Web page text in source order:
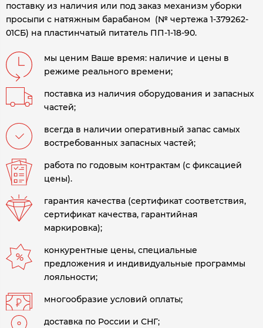
поставку из наличия или под заказ механизм уборки
просыпи с натяжным барабаном (№ чертежа 1-379262-
01СБ) на пластинчатый питатель ПП-1-18-90.
мы ценим Ваше время: наличие и цены в
режиме реального времени;
поставка из наличия оборудования и запасных
частей;
всегда в наличии оперативный запас самых
востребованных запасных частей;
работа по годовым контрактам (с фиксацией
цены).
гарантия качества (сертификат соответствия,
сертификат качества, гарантийная
маркировка);
конкурентные цены, специальные
предложения и индивидуальные программы
лояльности;
многообразие условий оплаты;
доставка по России и СНГ;